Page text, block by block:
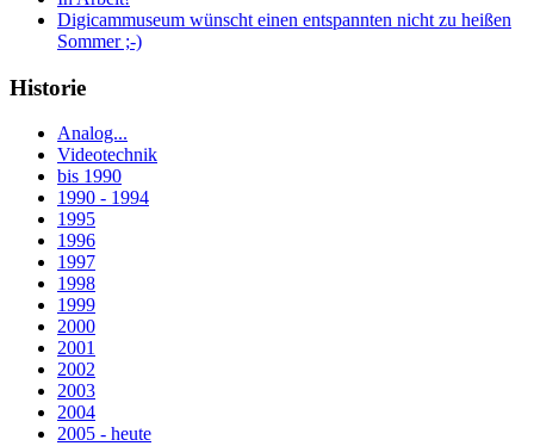
Digicammuseum wünscht einen entspannten nicht zu heißen
Sommer ;-)
Historie
Analog...
Videotechnik
bis 1990
1990 - 1994
1995
1996
1997
1998
1999
2000
2001
2002
2003
2004
2005 - heute